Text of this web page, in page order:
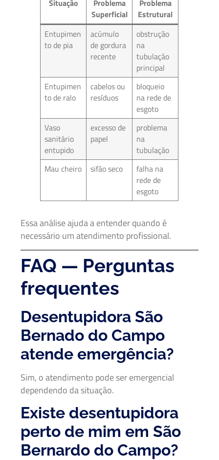
Situação
Problema
Superficial
Problema
Estrutural
Entupimen
to de pia
acúmulo
de gordura
recente
obstrução
na
tubulação
principal
Entupimen
to de ralo
cabelos ou
resíduos
bloqueio
na rede de
esgoto
Vaso
sanitário
entupido
excesso de
papel
problema
na
tubulação
Mau cheiro
sifão seco
falha na
rede de
esgoto
Essa análise ajuda a entender quando é
necessário um atendimento profissional.
FAQ — Perguntas
frequentes
Desentupidora São
Bernado do Campo
atende emergência?
Sim, o atendimento pode ser emergencial
dependendo da situação.
Existe desentupidora
perto de mim em São
Bernardo do Campo?